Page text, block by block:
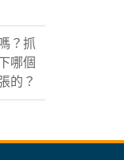
？抓
哪個
的？